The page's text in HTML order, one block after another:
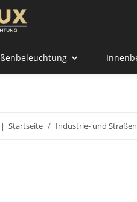
Startseite Industrie- und